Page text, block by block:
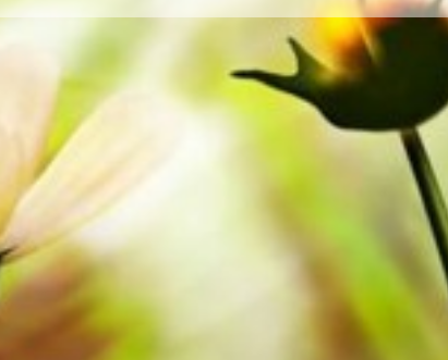
op hoogwaardig papier geproduceerd. Het ietwat
en is prettig voor de ogen in moeilijke
klanten wereldwijd is gratis. Bestel nu uw